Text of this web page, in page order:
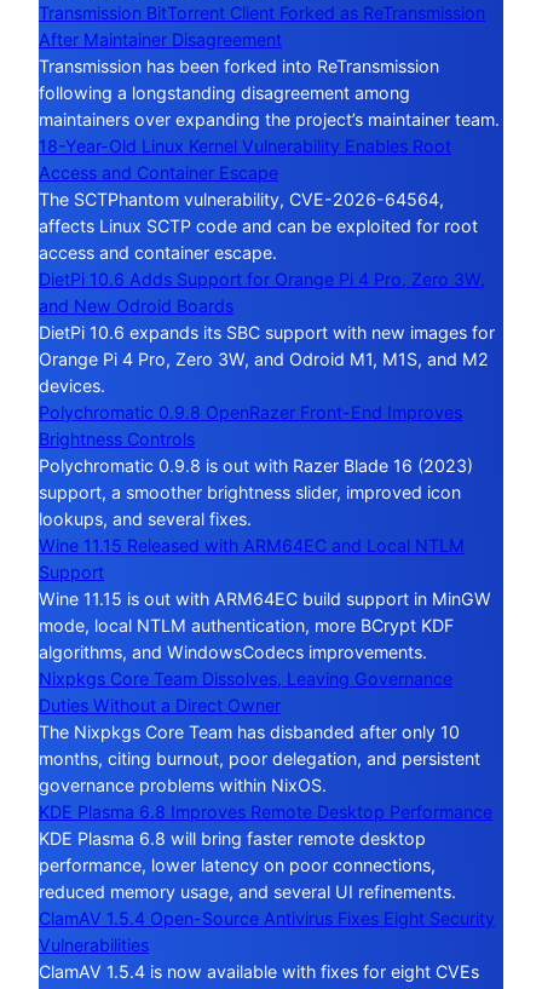
Transmission BitTorrent Client Forked as ReTransmission
After Maintainer Disagreement
Transmission has been forked into ReTransmission
following a longstanding disagreement among
maintainers over expanding the project’s maintainer team.
18-Year-Old Linux Kernel Vulnerability Enables Root
Access and Container Escape
The SCTPhantom vulnerability, CVE-2026-64564,
affects Linux SCTP code and can be exploited for root
access and container escape.
DietPi 10.6 Adds Support for Orange Pi 4 Pro, Zero 3W,
and New Odroid Boards
DietPi 10.6 expands its SBC support with new images for
Orange Pi 4 Pro, Zero 3W, and Odroid M1, M1S, and M2
devices.
Polychromatic 0.9.8 OpenRazer Front-End Improves
Brightness Controls
Polychromatic 0.9.8 is out with Razer Blade 16 (2023)
support, a smoother brightness slider, improved icon
lookups, and several fixes.
Wine 11.15 Released with ARM64EC and Local NTLM
Support
Wine 11.15 is out with ARM64EC build support in MinGW
mode, local NTLM authentication, more BCrypt KDF
algorithms, and WindowsCodecs improvements.
Nixpkgs Core Team Dissolves, Leaving Governance
Duties Without a Direct Owner
The Nixpkgs Core Team has disbanded after only 10
months, citing burnout, poor delegation, and persistent
governance problems within NixOS.
KDE Plasma 6.8 Improves Remote Desktop Performance
KDE Plasma 6.8 will bring faster remote desktop
performance, lower latency on poor connections,
reduced memory usage, and several UI refinements.
ClamAV 1.5.4 Open-Source Antivirus Fixes Eight Security
Vulnerabilities
ClamAV 1.5.4 is now available with fixes for eight CVEs